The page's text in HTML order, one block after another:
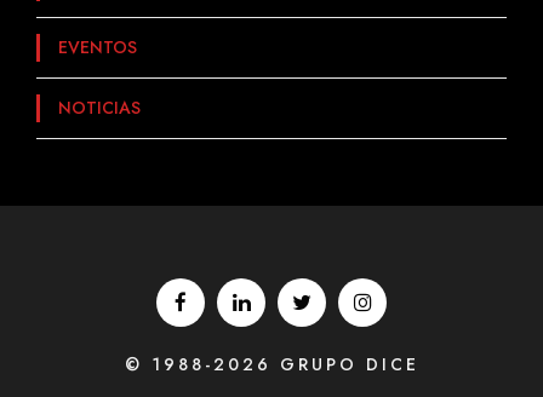
EVENTOS
NOTICIAS
© 1988-2026 GRUPO DICE